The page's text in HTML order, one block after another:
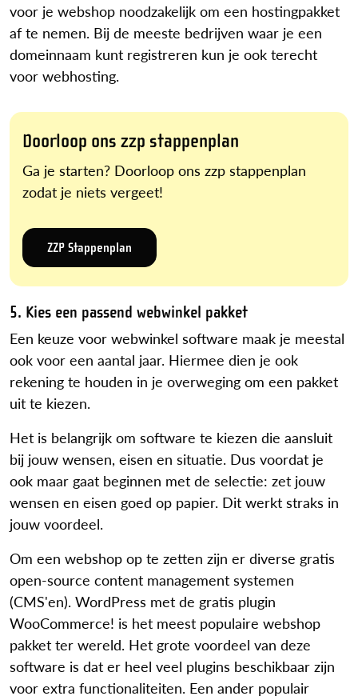
voor je webshop noodzakelijk om een hostingpakket
af te nemen. Bij de meeste bedrijven waar je een
domeinnaam kunt registreren kun je ook terecht
voor webhosting.
Doorloop ons zzp stappenplan
Ga je starten? Doorloop ons zzp stappenplan
zodat je niets vergeet!
ZZP Stappenplan
5. Kies een passend webwinkel pakket
Een keuze voor webwinkel software maak je meestal
ook voor een aantal jaar. Hiermee dien je ook
rekening te houden in je overweging om een pakket
uit te kiezen.
Het is belangrijk om software te kiezen die aansluit
bij jouw wensen, eisen en situatie. Dus voordat je
ook maar gaat beginnen met de selectie: zet jouw
wensen en eisen goed op papier. Dit werkt straks in
jouw voordeel.
Om een webshop op te zetten zijn er diverse gratis
open-source content management systemen
(CMS'en). WordPress met de gratis plugin
WooCommerce! is het meest populaire webshop
pakket ter wereld. Het grote voordeel van deze
software is dat er heel veel plugins beschikbaar zijn
voor extra functionaliteiten. Een ander populair